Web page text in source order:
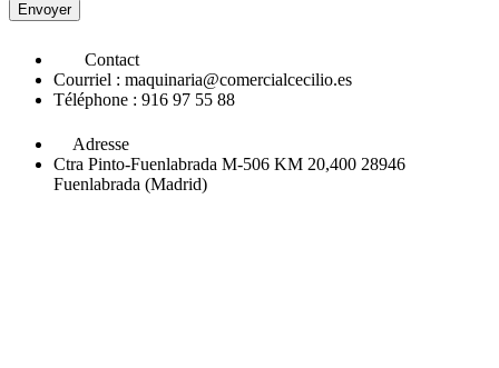
Envoyer
Contact
Courriel : maquinaria@comercialcecilio.es
Téléphone : 916 97 55 88
Adresse
Ctra Pinto-Fuenlabrada M-506 KM 20,400 28946
Fuenlabrada (Madrid)